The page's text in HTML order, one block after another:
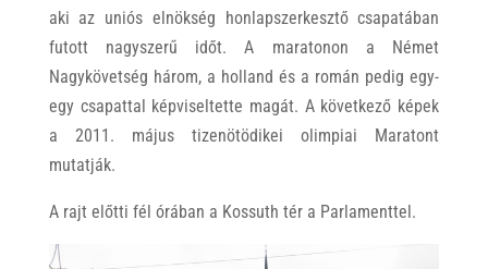
aki az uniós elnökség honlapszerkesztő csapatában
futott nagyszerű időt. A maratonon a Német
Nagykövetség három, a holland és a román pedig egy-
egy csapattal képviseltette magát. A következő képek
a 2011. május tizenötödikei olimpiai Maratont
mutatják.
A rajt előtti fél órában a Kossuth tér a Parlamenttel.